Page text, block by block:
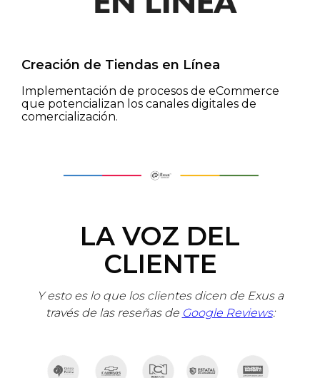
Creación de Tiendas en Línea
Implementación de procesos de eCommerce
que potencializan los canales digitales de
comercialización.
LA VOZ DEL
CLIENTE
Y esto es lo que los clientes dicen de Exus a
través de las reseñas de Google Reviews: